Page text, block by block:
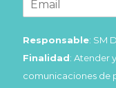
Responsable: SM
Finalidad: Atender
comunicaciones de